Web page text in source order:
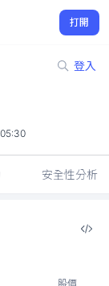
打開
登入
安全性分析